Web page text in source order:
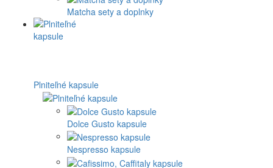
Matcha sety a doplnky
Plniteľné kapsule
Dolce Gusto kapsule
Nespresso kapsule